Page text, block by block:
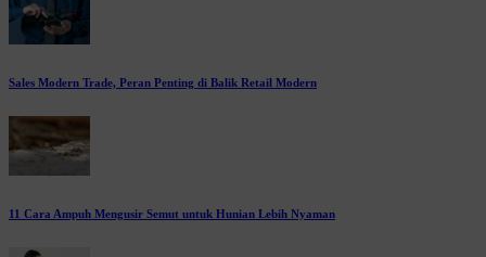
Sales Modern Trade, Peran Penting di Balik Retail Modern
11 Cara Ampuh Mengusir Semut untuk Hunian Lebih Nyaman